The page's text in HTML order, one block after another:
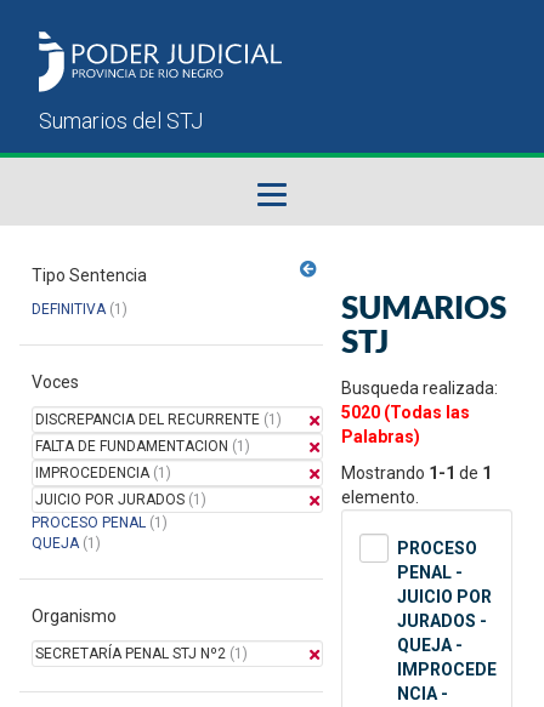
Sumarios del STJ
Manual del Usuario
Tipo Sentencia
DEFINITIVA(1)
Voces
DISCREPANCIA DEL RECURRENTE (1)
FALTA DE FUNDAMENTACION (1)
IMPROCEDENCIA(1)
JUICIO POR JURADOS (1)
PROCESO PENAL (1)
QUEJA(1)
Organismo
SECRETARÍA PENAL STJ Nº2 (1)
SUMARIOS
STJ
Busqueda realizada:
5020 (Todas las
Palabras)
Mostrando 1-1 de 1
elemento.
PROCESO
PENAL -
JUICIO POR
JURADOS -
QUEJA -
IMPROCEDE
NCIA -